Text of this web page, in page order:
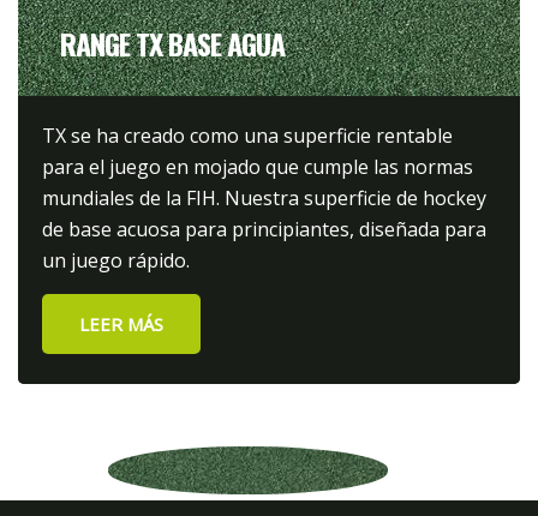
RANGE TX BASE AGUA
TX se ha creado como una superficie rentable
para el juego en mojado que cumple las normas
mundiales de la FIH. Nuestra superficie de hockey
de base acuosa para principiantes, diseñada para
un juego rápido.
LEER MÁS